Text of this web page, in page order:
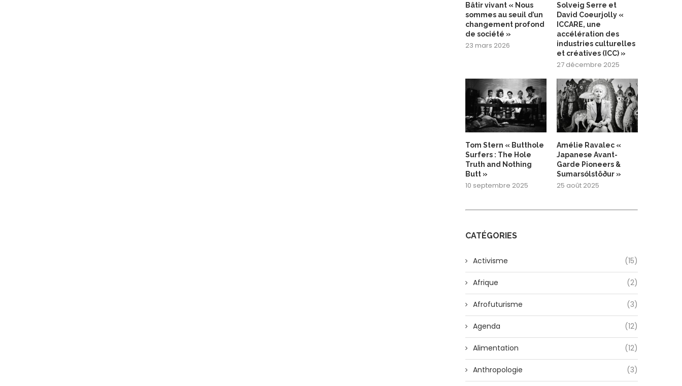
Bâtir vivant « Nous
sommes au seuil d’un
changement profond
de société »
23 mars 2026
Solveig Serre et
David Coeurjolly «
ICCARE, une
accélération des
industries culturelles
et créatives (ICC) »
27 décembre 2025
Tom Stern « Butthole
Surfers : The Hole
Truth and Nothing
Butt »
10 septembre 2025
Amélie Ravalec «
Japanese Avant-
Garde Pioneers &
Sumarsólstöður »
25 août 2025
CATÉGORIES
Activisme (15)
Afrique (2)
Afrofuturisme (3)
Agenda (12)
Alimentation (12)
Anthropologie (3)